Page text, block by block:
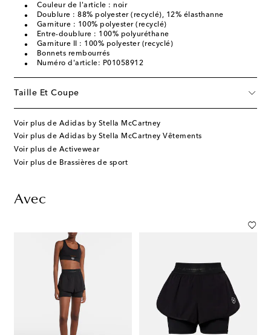
Couleur de l'article : noir
Doublure : 88% polyester (recyclé), 12% élasthanne
Garniture : 100% polyester (recyclé)
Entre-doublure : 100% polyuréthane
Garniture II : 100% polyester (recyclé)
Bonnets rembourrés
Numéro d'article: P01058912
Taille Et Coupe
Voir plus de Adidas by Stella McCartney
Voir plus de Adidas by Stella McCartney Vêtements
Voir plus de Activewear
Voir plus de Brassières de sport
Avec